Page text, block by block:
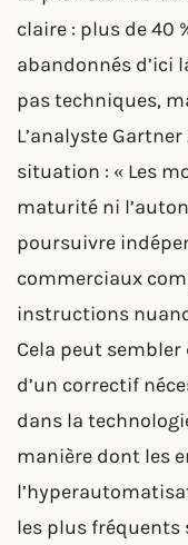
claire : plus de 40
abandonnés d’ici
pas techniques,
L’analyste
situation : « Les
maturité ni
poursuivre
commerciaux
instructions
Cela peut
d’un correctif
dans la
manière dont les
les plus fréquents